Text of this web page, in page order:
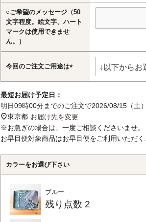
(必
須)
○ご希望のメッセージ（50
文字程度。絵文字、ハート
マークは使用できませ
ん。）
今回のご注文ご用途は
最短お届け予定日：
明日09時00分までのご注文で2026/08/15（土）
東京都 お届け先を変更
※お急ぎの場合は、一度ご相談くださいませ。
お早目便対象商品はお早目便をご利用いただく
カラーをお選び下さい
ブルー
残り点数 2